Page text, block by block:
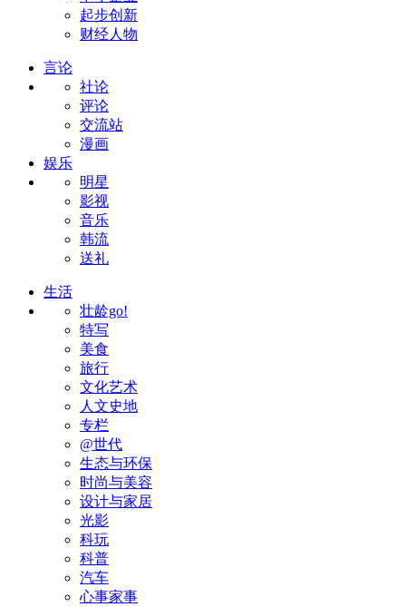
起步创新
财经人物
言论
社论
评论
交流站
漫画
娱乐
明星
影视
音乐
韩流
送礼
生活
壮龄go!
特写
美食
旅行
文化艺术
人文史地
专栏
@世代
生态与环保
时尚与美容
设计与家居
光影
科玩
科普
汽车
心事家事